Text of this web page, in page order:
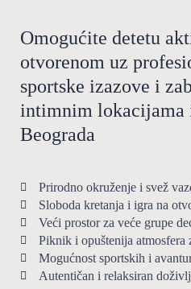
Omogućite detetu
otvorenom uz
sportske izazove i
intimnim lokacijama
Beograda
Prirodno okruženje i svež
Sloboda kretanja i igra na
Veći prostor za veće grupe
Piknik i opuštenija atmosfera
Mogućnost sportskih i
Autentičan i relaksiran